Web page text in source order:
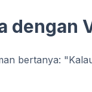
dengan
bertanya: